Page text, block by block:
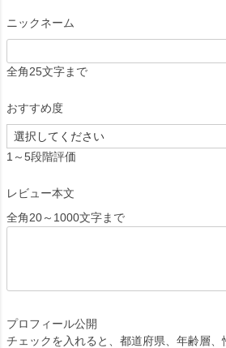
ニックネーム
全角25文字まで
おすすめ度
1～5段階評価
レビュー本文
全角20～1000文字まで
プロフィール公開
チェックを入れると、都道府県、年齢層、